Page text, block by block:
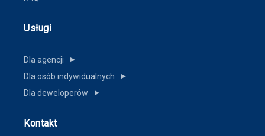
Usługi
Dla agencji ▼
Dla osób indywidualnych ▼
Dla deweloperów ▼
Kontakt